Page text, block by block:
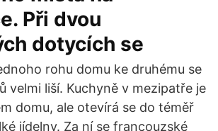
Při dvou
dotycích se
rohu domu ke druhému se
velmi liší. Kuchyně v mezipatře je
domu, ale otevírá se do téměř
jídelny. Za ní se francouzské